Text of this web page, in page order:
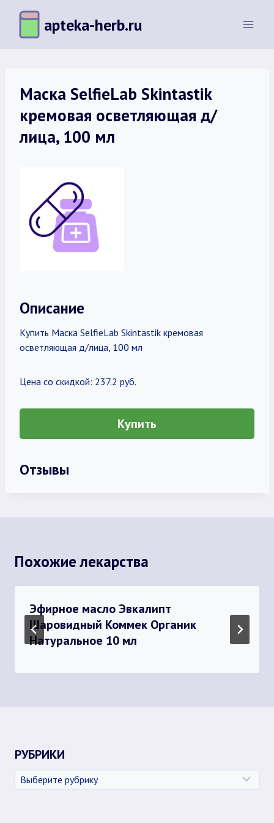
Перейти
содержимому
apteka-herb.ru
Маска SelfieLab Skintastik
кремовая осветляющая д/
лица, 100 мл
Описание
Купить Маска SelfieLab Skintastik кремовая
осветляющая д/лица, 100 мл
Цена со скидкой: 237.2 руб.
Купить
Отзывы
Похожие лекарства
Эфирное масло Эвкалипт
Шаровидный Коммек Органик
Натуральное 10 мл
РУБРИКИ
Рубрики